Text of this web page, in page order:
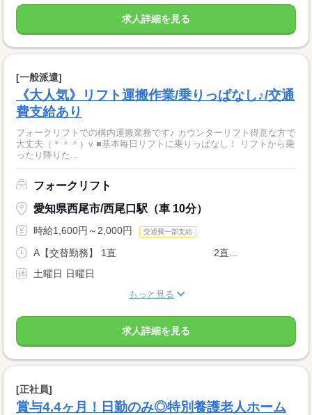
求人詳細を見る
[一般派遣]
《大人気》リフト運搬作業/乗りっぱなし♪/交通
費支給あり
フォークリフトでの構内運搬業務です♪ カウンターリフト得意な方で
大丈夫（＊＾＾）v ■基本毎日リフトに乗りっぱなし！ リフトから乗
ったり降りた...
フォークリフト
愛知県西尾市/西尾口駅（車 10分）
時給1,600円～2,000円 交通費一部支給
A【交替勤務】 1直 2直...
土曜日 日曜日
もっと見る
求人詳細を見る
[正社員]
賞与4.4ヶ月！日勤のみ◎特別養護老人ホーム